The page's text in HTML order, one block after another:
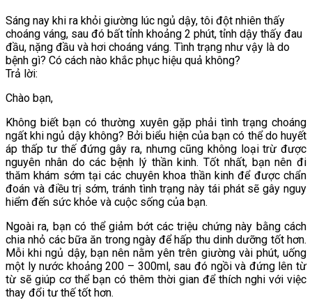
Sáng nay khi ra khỏi giường lúc ngủ dậy, tôi đột nhiên thấy
choáng váng, sau đó bất tỉnh khoảng 2 phút, tỉnh dậy thấy đau
đầu, nặng đầu và hơi choáng váng. Tình trạng như vậy là do
bệnh gì? Có cách nào khắc phục hiệu quả không?
Trả lời:
Chào bạn,
Không biết bạn có thường xuyên gặp phải tình trạng choáng
ngất khi ngủ dậy không? Bởi biểu hiện của bạn có thể do huyết
áp thấp tư thế đứng gây ra, nhưng cũng không loại trừ được
nguyên nhân do các bệnh lý thần kinh. Tốt nhất, bạn nên đi
thăm khám sớm tại các chuyên khoa thần kinh để được chẩn
đoán và điều trị sớm, tránh tình trạng này tái phát sẽ gây nguy
hiểm đến sức khỏe và cuộc sống của bạn.
Ngoài ra, bạn có thể giảm bớt các triệu chứng này bằng cách
chia nhỏ các bữa ăn trong ngày để hấp thu dinh dưỡng tốt hơn.
Mỗi khi ngủ dậy, bạn nên nằm yên trên giường vài phút, uống
một ly nước khoảng 200 – 300ml, sau đó ngồi và đứng lên từ
từ sẽ giúp cơ thể bạn có thêm thời gian để thích nghi với việc
thay đổi tư thế tốt hơn.